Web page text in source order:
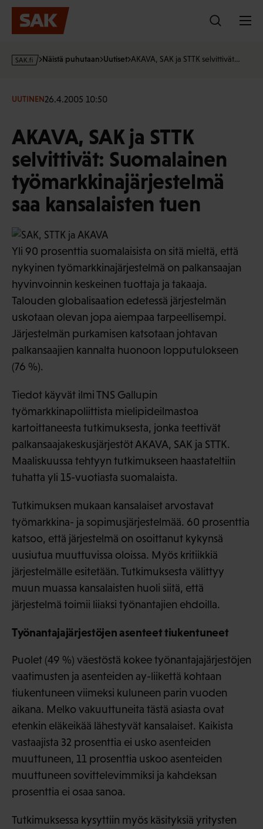
Hyppää
sisältöön
s
·
Näistä puhutaan Uutiset AKAVA, SAK ja STTK selvittivät…
UUTINEN26.4.2005 10:50
AKAVA, SAK ja STTK
selvittivät: Suomalainen
työmarkkinajärjestelmä
saa kansalaisten tuen
Yli 90 prosenttia suomalaisista on sitä mieltä, että
nykyinen työmarkkinajärjestelmä on palkansaajan
hyvinvoinnin keskeinen tuottaja ja takaaja.
Talouden globalisaation edetessä järjestelmän
uskotaan olevan jopa aiempaa tarpeellisempi.
Järjestelmän purkamisen katsotaan johtavan
palkansaajien kannalta huonoon lopputulokseen
(76 %).
Tiedot käyvät ilmi TNS Gallupin
työmarkkinapoliittista mielipideilmastoa
kartoittaneesta tutkimuksesta, jonka teettivät
palkansaajakeskusjärjestöt AKAVA, SAK ja STTK.
Maaliskuussa tehtyyn tutkimukseen haastateltiin
tuhatta yli 15-vuotiasta suomalaista.
Tutkimuksen mukaan kansalaiset arvostavat
työmarkkina- ja sopimusjärjestelmää. 60 prosenttia
katsoo, että järjestelmä on osoittanut kykynsä
uusiutua muuttuvissa oloissa. Myös kritiikkiä
järjestelmälle esitetään. Tutkimuksesta välittyy
muun muassa kansalaisten huoli siitä, että
järjestelmä toimii liiaksi työnantajien ehdoilla.
Työnantajajärjestöjen asenteet tiukentuneet
Puolet (49 %) väestöstä kokee työnantajajärjestöjen
vaatimusten ja asenteiden ay-liikettä kohtaan
tiukentuneen viimeksi kuluneen parin vuoden
aikana. Melko vakuuttuneita tästä asiasta ovat
etenkin eläkeikää lähestyvät kansalaiset. Kaikista
vastaajista 32 prosenttia ei usko asenteiden
muuttuneen, 11 prosenttia uskoo asenteiden
muuttuneen sovittelevimmiksi ja kahdeksan
prosenttia ei osaa sanoa.
Tutkimuksessa kysyttiin myös käsityksiä yritysten